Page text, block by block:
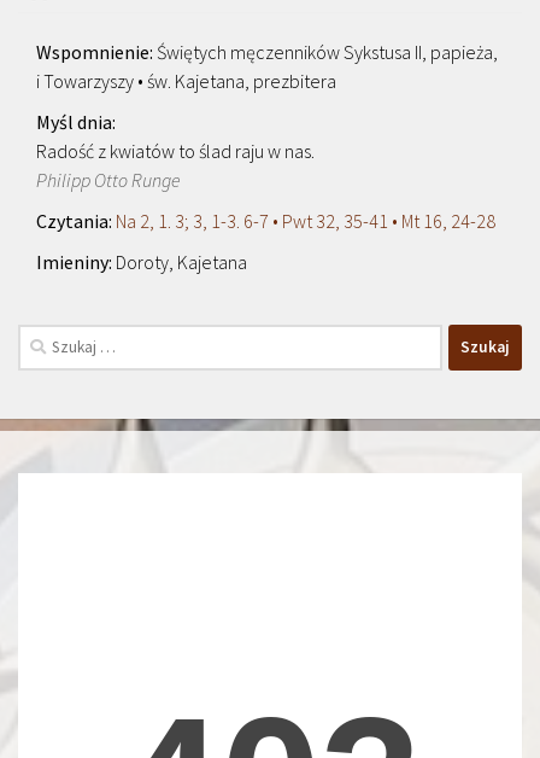
Świętych męczenników Sykstusa II, papieża,
i Towarzyszy • św. Kajetana, prezbitera
Radość z kwiatów to ślad raju w nas.
Philipp Otto Runge
Na 2, 1. 3; 3, 1-3. 6-7 • Pwt 32, 35-41 • Mt 16, 24-28
Doroty, Kajetana
Szukaj: